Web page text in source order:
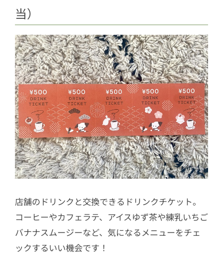
当）
店舗のドリンクと交換できるドリンクチケット。
コーヒーやカフェラテ、アイスゆず茶や練乳いちご
バナナスムージーなど、気になるメニューをチェ
ックするいい機会です！